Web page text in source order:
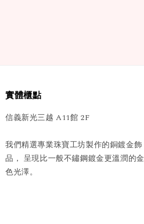
實體櫃點
信義新光三越 A11館 2F
我們精選專業珠寶工坊製作的銅鍍金飾
品， 呈現比一般不鏽鋼鍍金更溫潤的金
色光澤。